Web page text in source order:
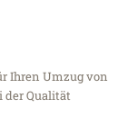
Ihren Umzug von
der Qualität